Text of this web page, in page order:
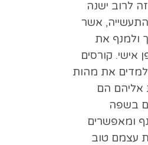
לרוב ישנה
אשר
ולמנף את
אישי. קורסים
את מהות
אליהם הם
בשפה
ומאפשרים
עצמם טוב